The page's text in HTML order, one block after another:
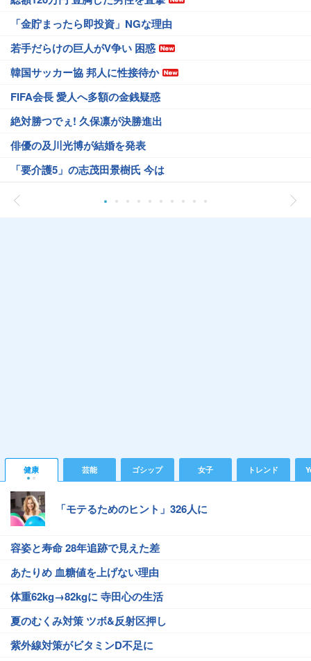
「金貯まったら即投資」NGな理由
若手だらけの巨人がV争い 困惑
韓国サッカー協 邦人に性接待か
FIFA会長 愛人へ多額の金銭疑惑
絶対勝つでぇ! 久保凛が決勝進出
俳優の及川光博が結婚を発表
「要介護5」の志茂田景樹氏 今は
健康 芸能 ゴシップ 女子 トレンド
「モテるためのヒント」326人に
容姿と寿命 28年追跡で見えた差
あたりめ 血糖値を上げない理由
体重62kg→82kgに 寺田心の生活
夏のむくみ対策 ツボ&反射区押し
紫外線対策がビタミンD不足に